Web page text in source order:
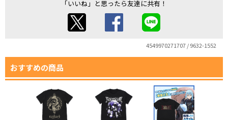
「いいね」と思ったら友達に共有！
4549970271707 / 9632-1552
おすすめの商品